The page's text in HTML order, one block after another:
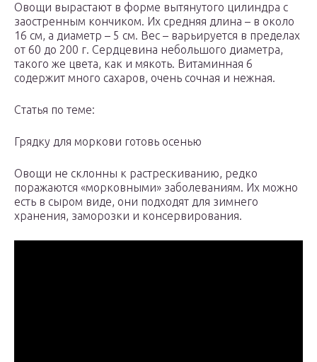
Овощи вырастают в форме вытянутого цилиндра с
заостренным кончиком. Их средняя длина – в около
16 см, а диаметр – 5 см. Вес – варьируется в пределах
от 60 до 200 г. Сердцевина небольшого диаметра,
такого же цвета, как и мякоть. Витаминная 6
содержит много сахаров, очень сочная и нежная.
Статья по теме:
Грядку для моркови готовь осенью
Овощи не склонны к растрескиванию, редко
поражаются «морковными» заболеваниям. Их можно
есть в сыром виде, они подходят для зимнего
хранения, заморозки и консервирования.